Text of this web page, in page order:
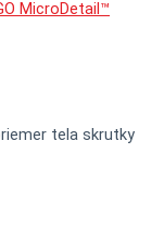
MicroDetail™
tela skrutky